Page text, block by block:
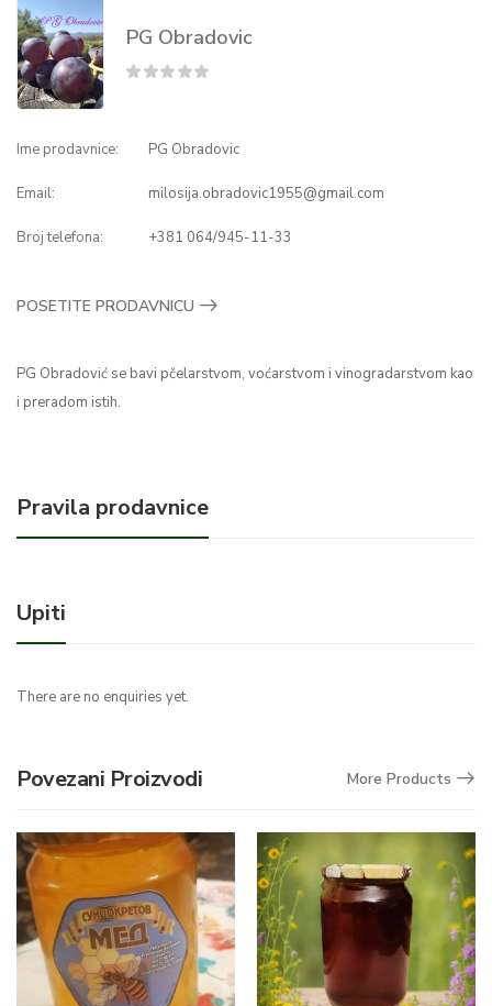
PG Obradovic
Ime prodavnice: PG Obradovic
Email: milosija.obradovic1955@gmail.com
Broj telefona: +381 064/945-11-33
POSETITE PRODAVNICU
PG Obradović se bavi pčelarstvom, voćarstvom i vinogradarstvom kao
i preradom istih.
Pravila prodavnice
Upiti
There are no enquiries yet.
Povezani Proizvodi More Products